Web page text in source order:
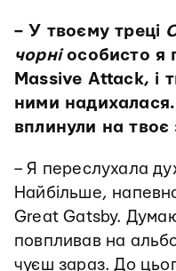
– У твоєму треці
чорніособисто я
Massive Attack, і
ними
вплинули на твоє
– Я переслухала
Найбільше,
Great Gatsby.
повпливав на
чуєш зараз. До